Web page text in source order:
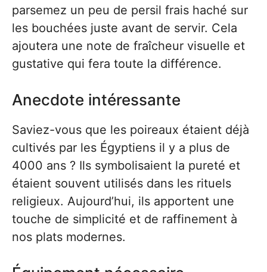
parsemez un peu de persil frais haché sur
les bouchées juste avant de servir. Cela
ajoutera une note de fraîcheur visuelle et
gustative qui fera toute la différence.
Anecdote intéressante
Saviez-vous que les poireaux étaient déjà
cultivés par les Égyptiens il y a plus de
4000 ans ? Ils symbolisaient la pureté et
étaient souvent utilisés dans les rituels
religieux. Aujourd’hui, ils apportent une
touche de simplicité et de raffinement à
nos plats modernes.